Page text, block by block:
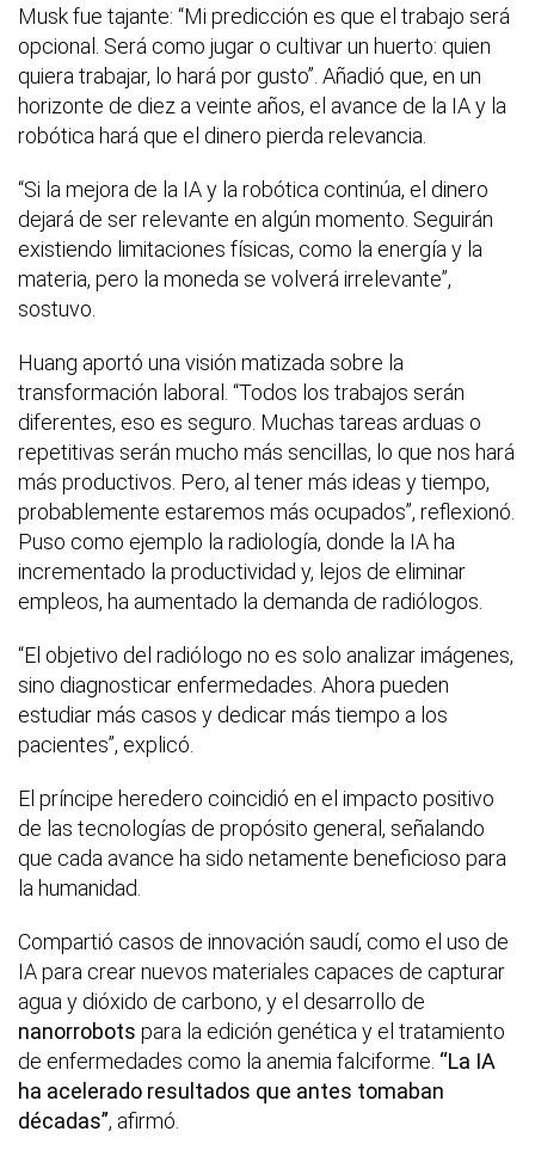
Musk fue tajante: “Mi predicción es que el trabajo será
opcional. Será como jugar o cultivar un huerto: quien
quiera trabajar, lo hará por gusto”. Añadió que, en un
horizonte de diez a veinte años, el avance de la IA y la
robótica hará que el dinero pierda relevancia.
“Si la mejora de la IA y la robótica continúa, el dinero
dejará de ser relevante en algún momento. Seguirán
existiendo limitaciones físicas, como la energía y la
materia, pero la moneda se volverá irrelevante”,
sostuvo.
Huang aportó una visión matizada sobre la
transformación laboral. “Todos los trabajos serán
diferentes, eso es seguro. Muchas tareas arduas o
repetitivas serán mucho más sencillas, lo que nos hará
más productivos. Pero, al tener más ideas y tiempo,
probablemente estaremos más ocupados”, reflexionó.
Puso como ejemplo la radiología, donde la IA ha
incrementado la productividad y, lejos de eliminar
empleos, ha aumentado la demanda de radiólogos.
“El objetivo del radiólogo no es solo analizar imágenes,
sino diagnosticar enfermedades. Ahora pueden
estudiar más casos y dedicar más tiempo a los
pacientes”, explicó.
El príncipe heredero coincidió en el impacto positivo
de las tecnologías de propósito general, señalando
que cada avance ha sido netamente beneficioso para
la humanidad.
Compartió casos de innovación saudí, como el uso de
IA para crear nuevos materiales capaces de capturar
agua y dióxido de carbono, y el desarrollo de
nanorrobots para la edición genética y el tratamiento
de enfermedades como la anemia falciforme. “La IA
ha acelerado resultados que antes tomaban
décadas”, afirmó.